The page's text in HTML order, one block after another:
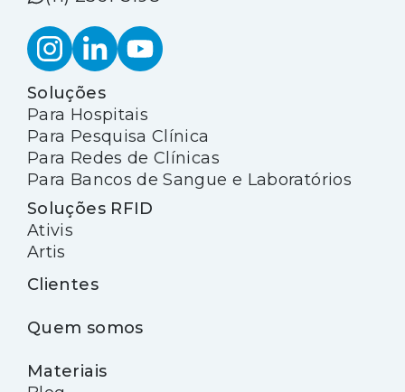
Soluções
Para Hospitais
Para Pesquisa Clínica
Para Redes de Clínicas
Para Bancos de Sangue e Laboratórios
Soluções RFID
Ativis
Artis
Clientes
Quem somos
Materiais